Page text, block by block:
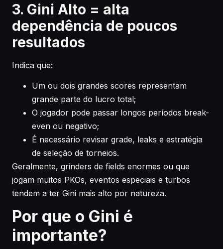
3. Gini Alto = alta
dependência de poucos
resultados
Indica que:
Um ou dois grandes scores representam
grande parte do lucro total;
O jogador pode passar longos períodos break-
even ou negativo;
É necessário revisar grade, leaks e estratégia
de seleção de torneios.
Geralmente, grinders de fields enormes ou que
jogam muitos PKOs, eventos especiais e turbos
tendem a ter Gini mais alto por natureza.
Por que o Gini é
importante?